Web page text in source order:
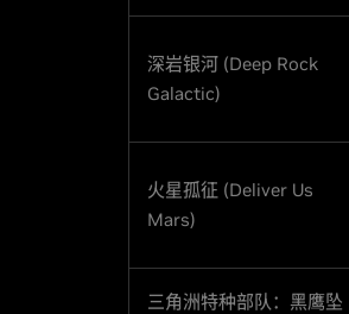
深岩银河 (Deep Rock
Galactic)
火星孤征 (Deliver Us
Mars)
三角洲特种部队：黑鹰坠